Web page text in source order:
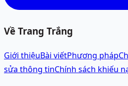
Về Trang Trắng
Giới thiệuBài viếtPhương pháp
sửa thông tinChính sách khiếu